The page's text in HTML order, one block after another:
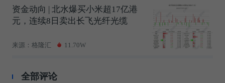
资金动向 | 北水爆买小米超17亿港
元，连续8日卖出长飞光纤光缆
来源：格隆汇 11.70W
全部评论